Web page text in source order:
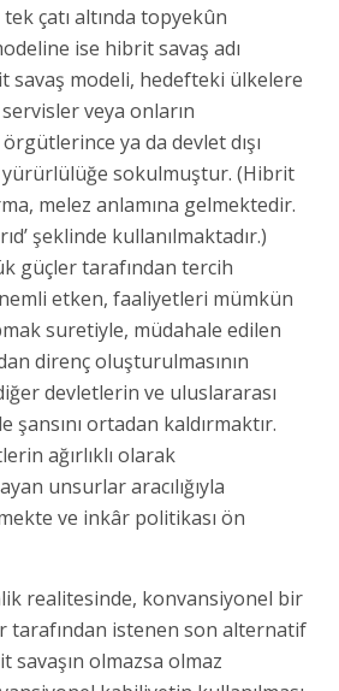
çatı altında topyekûn
ise hibrit savaş adı
savaş modeli, hedefteki ülkelere
veya onların
ya da devlet dışı
yürürlülüğe sokulmuştur. (Hibrit
melez anlamına gelmektedir.
şeklinde kullanılmaktadır.)
güçler tarafından tercih
etken, faaliyetleri mümkün
suretiyle, müdahale edilen
direnç oluşturulmasının
devletlerin ve uluslararası
ortadan kaldırmaktır.
ağırlıklı olarak
unsurlar aracılığıyla
ve inkâr politikası ön
realitesinde, konvansiyonel bir
tarafından istenen son alternatif
savaşın olmazsa olmaz